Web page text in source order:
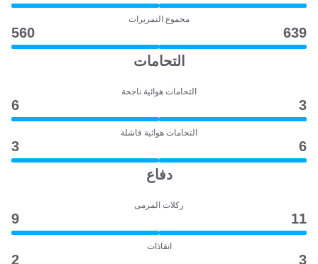
مجموع التمريرات
639
560
التحامات
التحامات هوائية ناجحة
3
6
التحامات هوائية فاشلة
6
3
دفاع
ركلات المرمى
11
9
انقاذات
3
2